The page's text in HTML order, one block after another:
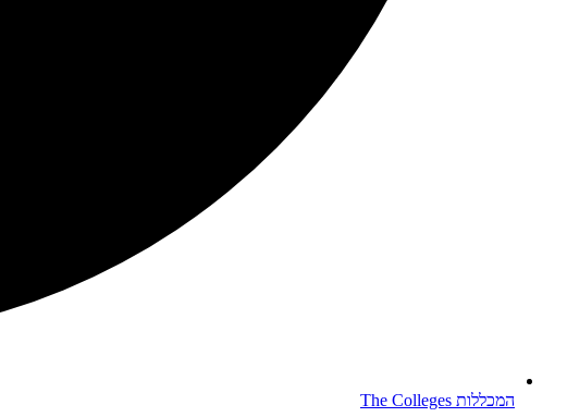
המכללות The Colleges